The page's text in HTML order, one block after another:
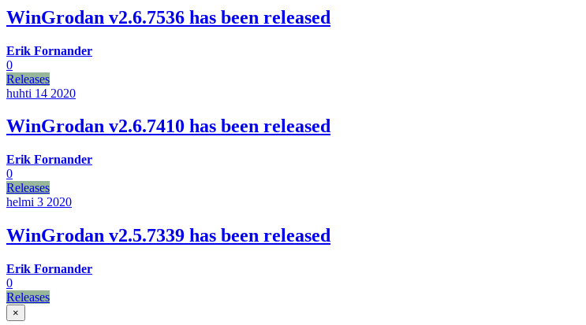
WinGrodan v2.6.7536 has been released
Erik Fornander
0
Releases
huhti 14 2020
WinGrodan v2.6.7410 has been released
Erik Fornander
0
Releases
helmi 3 2020
WinGrodan v2.5.7339 has been released
Erik Fornander
0
Releases
×